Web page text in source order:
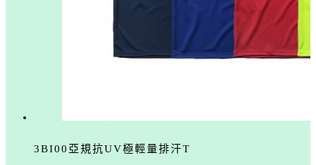
3BI00亞規抗UV極輕量排汗T